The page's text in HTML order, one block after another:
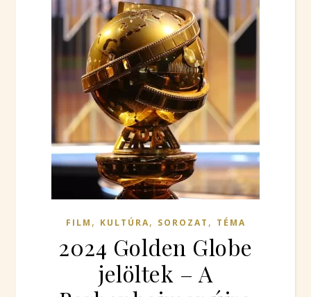
FILM , KULTÚRA, SOROZAT , TÉMA
2024 Golden Globe
jelöltek – A